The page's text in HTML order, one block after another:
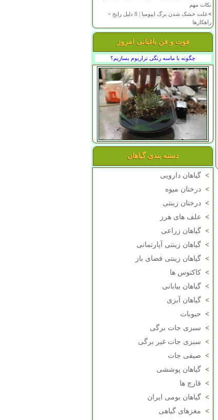
نکات مهم
>
علت خشک شدن برگ ایپومیا | 8 دلیل رایج +
راهکارها
فوت و فن باغبانی امروز
چگونه با ماسه رنگی تراریوم بسازیم؟
دسته بندی گیاهان
> گیاهان دارویی
> درختان میوه
> درختان زینتی
> علف های هرز
> گیاهان زراعی
> گیاهان زینتی آپارتمانی
> گیاهان زینتی فضای باز
> کاکتوس ها
> گیاهان بیابانی
> گیاهان آبزی
> حبوبات
> سبزی جات برگی
> سبزی جات غیر برگی
> صیفی جات
> گیاهان پوششی
> قارچ ها
> گیاهان بومی ایران
> مغزهای گیاهی